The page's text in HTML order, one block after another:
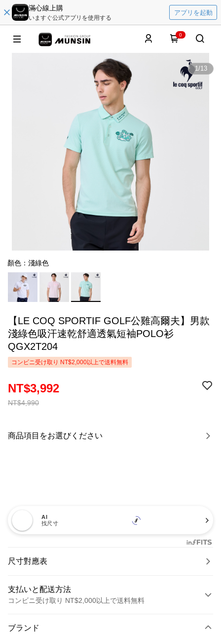
滿心線上購
いますぐ公式アプリを使用する
アプリを起動
0
1/13
顏色：淺綠色
【LE COQ SPORTIF GOLF公雞高爾夫】男款
淺綠色吸汗速乾舒適透氣短袖POLO衫
QGX2T204
コンビニ受け取り NT$2,000以上で送料無料
NT$4,990
NT$3,992
商品項目をお選びください
AI
找尺寸
尺寸對應表
支払いと配送方法
コンビニ受け取り NT$2,000以上で送料無料
クレジットカード1回払い
ブランド